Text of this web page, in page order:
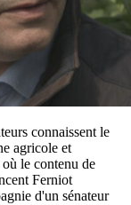
connaissent le
agricole et
le contenu de
Ferniot
d'un sénateur